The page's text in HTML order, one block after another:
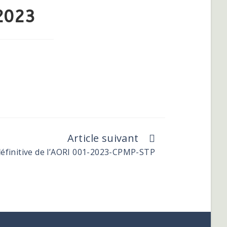
Article suivant
de l’AORI 001-2023-CPMP-STP